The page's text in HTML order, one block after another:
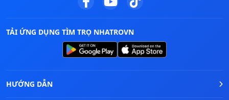
TẢI ỨNG DỤNG TÌM TRỌ NHATROVN
HƯỚNG DẪN